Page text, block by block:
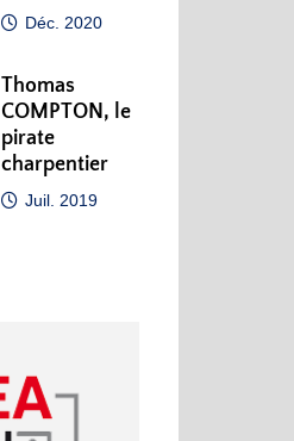
Déc. 2020
Thomas
COMPTON, le
pirate
charpentier
Juil. 2019